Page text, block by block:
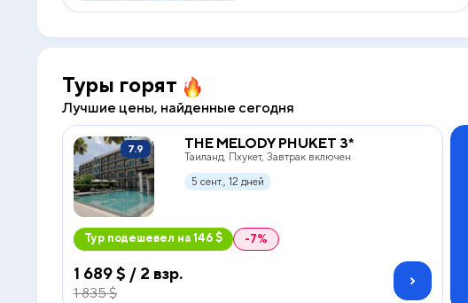
Туры горят
Лучшие цены, найденные сегодня
7.9 THE MELODY PHUKET 3*
Таиланд, Пхукет, Завтрак включен
5 сент., 12 дней
Тур подешевел на 146 $ -7%
1 689 $ / 2 взр.
1 835 $